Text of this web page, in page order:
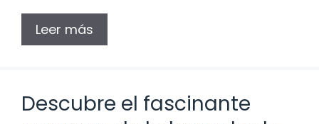
Leer más
Descubre el fascinante